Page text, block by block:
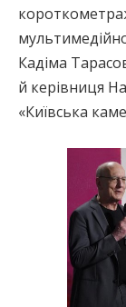
Кадіма
й керівниця
«Київська